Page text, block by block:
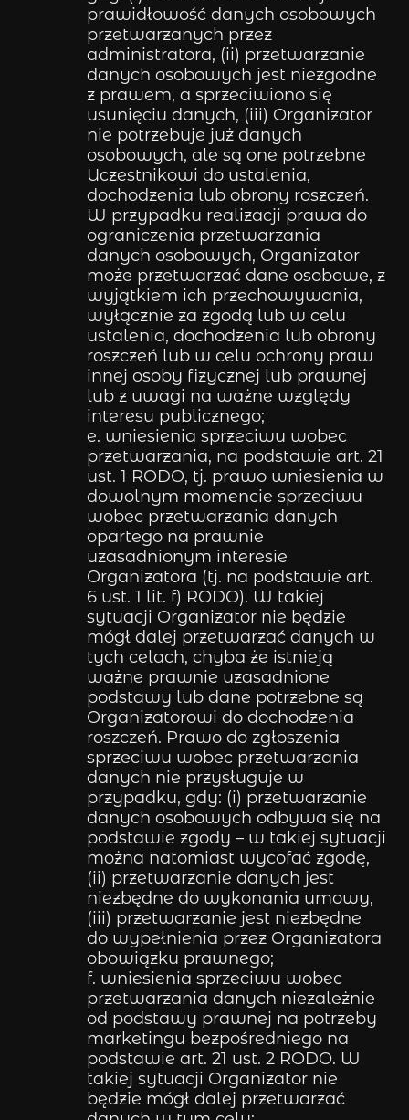
prawidłowość danych osobowych
przetwarzanych przez
administratora, (ii) przetwarzanie
danych osobowych jest niezgodne
z prawem, a sprzeciwiono się
usunięciu danych, (iii) Organizator
nie potrzebuje już danych
osobowych, ale są one potrzebne
Uczestnikowi do ustalenia,
dochodzenia lub obrony roszczeń.
W przypadku realizacji prawa do
ograniczenia przetwarzania
danych osobowych, Organizator
może przetwarzać dane osobowe, z
wyjątkiem ich przechowywania,
wyłącznie za zgodą lub w celu
ustalenia, dochodzenia lub obrony
roszczeń lub w celu ochrony praw
innej osoby fizycznej lub prawnej
lub z uwagi na ważne względy
interesu publicznego;
e. wniesienia sprzeciwu wobec
przetwarzania, na podstawie art. 21
ust. 1 RODO, tj. prawo wniesienia w
dowolnym momencie sprzeciwu
wobec przetwarzania danych
opartego na prawnie
uzasadnionym interesie
Organizatora (tj. na podstawie art.
6 ust. 1 lit. f) RODO). W takiej
sytuacji Organizator nie będzie
mógł dalej przetwarzać danych w
tych celach, chyba że istnieją
ważne prawnie uzasadnione
podstawy lub dane potrzebne są
Organizatorowi do dochodzenia
roszczeń. Prawo do zgłoszenia
sprzeciwu wobec przetwarzania
danych nie przysługuje w
przypadku, gdy: (i) przetwarzanie
danych osobowych odbywa się na
podstawie zgody – w takiej sytuacji
można natomiast wycofać zgodę,
(ii) przetwarzanie danych jest
niezbędne do wykonania umowy,
(iii) przetwarzanie jest niezbędne
do wypełnienia przez Organizatora
obowiązku prawnego;
f. wniesienia sprzeciwu wobec
przetwarzania danych niezależnie
od podstawy prawnej na potrzeby
marketingu bezpośredniego na
podstawie art. 21 ust. 2 RODO. W
takiej sytuacji Organizator nie
będzie mógł dalej przetwarzać